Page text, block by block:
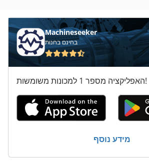
סגן 200 מ מ
עבודה סל
על מיני ואנים
שנאי Kv 20
Machineseeker
בחינם בחנות
האפליקציה מספר 1 למכונות משומשות!
מידע נוסף